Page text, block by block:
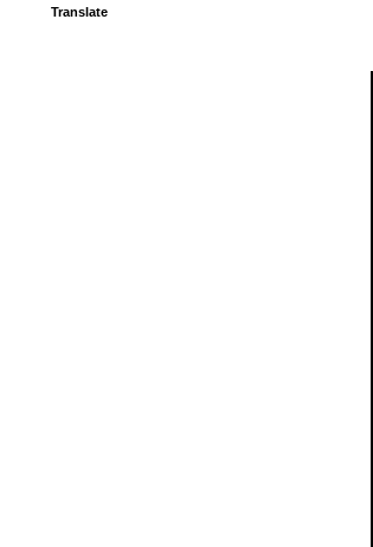
Translate